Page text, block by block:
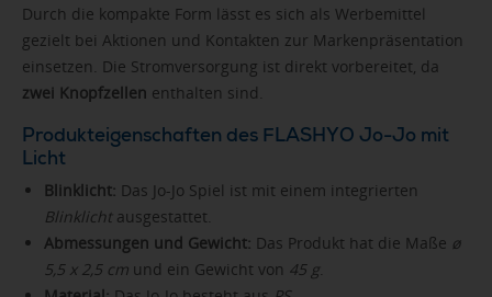
Durch die kompakte Form lässt es sich als Werbemittel
gezielt bei Aktionen und Kontakten zur Markenpräsentation
einsetzen. Die Stromversorgung ist direkt vorbereitet, da
zwei Knopfzellen enthalten sind.
Produkteigenschaften des FLASHYO Jo-Jo mit
Licht
Blinklicht: Das Jo-Jo Spiel ist mit einem integrierten
Blinklicht ausgestattet.
Abmessungen und Gewicht: Das Produkt hat die Maße ø
5,5 x 2,5 cmund ein Gewicht von 45 g.